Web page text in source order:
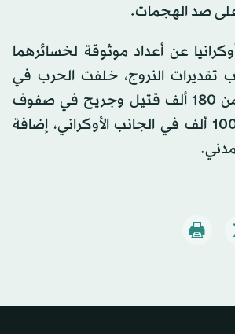
صد الهجمات.
عن أعداد موثوقة لخسائرهما
النروج، خلفت الحرب في
أوكرانيا ما يقرب من 180 ألف قتيل وجريح في صفوف
الجيش الروسي و100 ألف في الجانب الأوكراني، إضافة